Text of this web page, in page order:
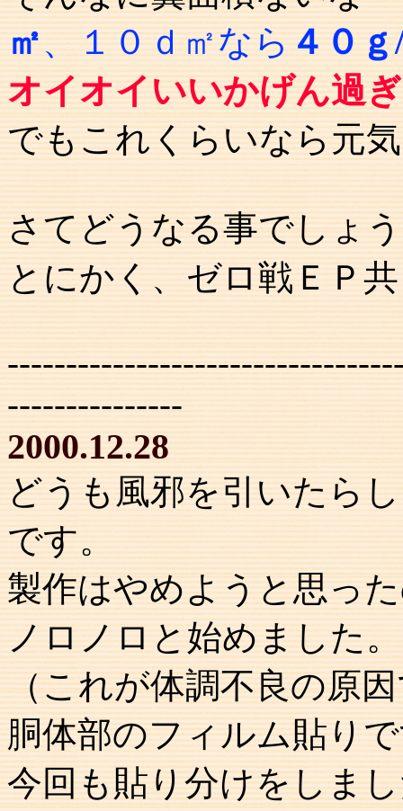
㎡、１０ｄ㎡なら４０ｇ
オイオイいいかげん過
でもこれくらいなら元
さてどうなる事でしょ
とにかく、ゼロ戦ＥＰ
---------------
2000.12.28
どうも風邪を引いたら
です。
製作はやめようと思っ
ノロノロと始めました。
（これが体調不良の原
胴体部のフィルム貼り
今回も貼り分けをしま